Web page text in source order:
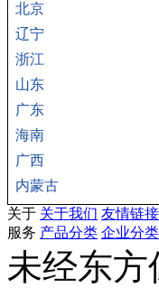
北京
辽宁
浙江
山东
广东
海南
广西
内蒙古
关于 关于我们 友情链接
服务 产品分类 企业分类
未经东